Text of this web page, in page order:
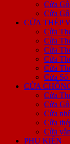
Cửa
Cửa
CỬA THÉP
Cửa
Cửa
Cửa
Cửa
Cửa
Cửa
CỬA
Cửa
Cửa
Cửa
Cửa
Cửa
PHỤ KIỆN